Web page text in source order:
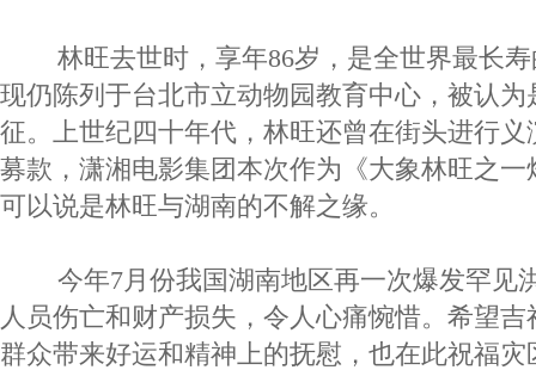
林旺去世时，享年86岁，是全世界最长寿
现仍陈列于台北市立动物园教育中心，被认
征。上世纪四十年代，林旺还曾在街头进行
募款，潇湘电影集团本次作为《大象林旺之
可以说是林旺与湖南的不解之缘。
今年7月份我国湖南地区再一次爆发罕见
人员伤亡和财产损失，令人心痛惋惜。希望
群众带来好运和精神上的抚慰，也在此祝福